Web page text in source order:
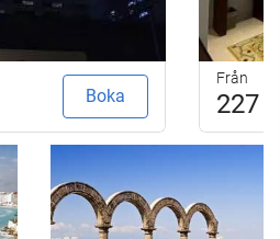
Boka
Från
227